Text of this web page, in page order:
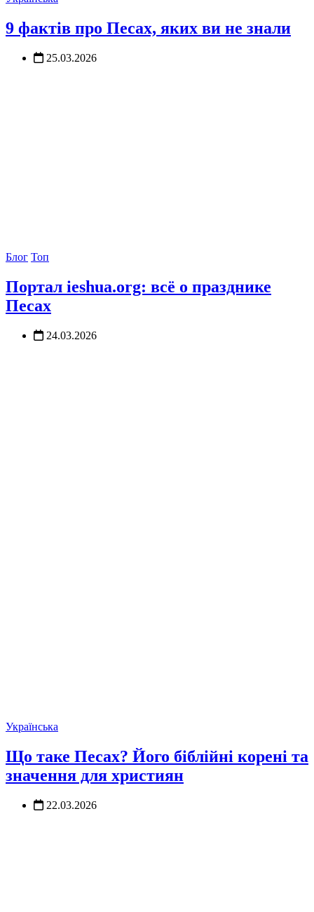
9 фактів про Песах, яких ви не знали
25.03.2026
Блог Топ
Портал ieshua.org: всё о празднике
Песах
24.03.2026
Українська
Що таке Песах? Його біблійні корені та
значення для християн
22.03.2026